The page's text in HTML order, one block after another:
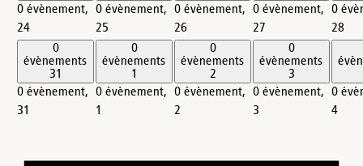
0 évènement,
24
0 évènement,
25
0 évènement,
26
0 évènement,
27
0
28
0
évènements
31
0 évènement,
31
0
évènements
1
0 évènement,
1
0
évènements
2
0 évènement,
2
0
évènements
3
0 évènement,
3
0
4